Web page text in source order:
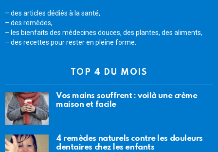
– des articles dédiés à la santé,
– des remèdes,
– les bienfaits des médecines douces, des plantes, des aliments,
– des recettes pour rester en pleine forme.
TOP 4 DU MOIS
Vos mains souffrent : voilà une crème
maison et facile
4 remèdes naturels contre les douleurs
dentaires chez les enfants